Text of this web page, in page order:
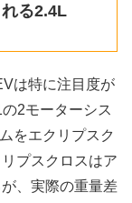
る2.4L
は特に注目度が
2モーターシス
をエクリプスク
プスクロスはア
、実際の重量差